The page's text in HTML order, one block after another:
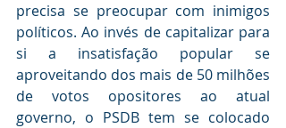
precisa se preocupar com inimigos
políticos. Ao invés de capitalizar para
si a insatisfação popular se
aproveitando dos mais de 50 milhões
de votos opositores ao atual
governo, o PSDB tem se colocado